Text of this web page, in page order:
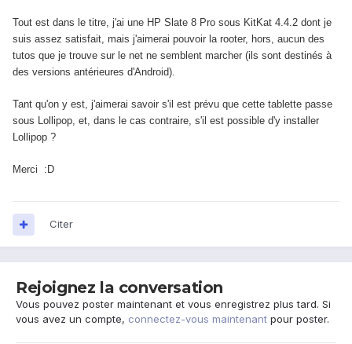
Tout est dans le titre, j'ai une HP Slate 8 Pro sous KitKat 4.4.2 dont je
suis assez satisfait, mais j'aimerai pouvoir la rooter, hors, aucun des
tutos que je trouve sur le net ne semblent marcher (ils sont destinés à
des versions antérieures d'Android).
Tant qu'on y est, j'aimerai savoir s'il est prévu que cette tablette passe
sous Lollipop, et, dans le cas contraire, s'il est possible d'y installer
Lollipop ?
Merci :D
Citer
Rejoignez la conversation
Vous pouvez poster maintenant et vous enregistrez plus tard. Si
vous avez un compte, connectez-vous maintenant pour poster.